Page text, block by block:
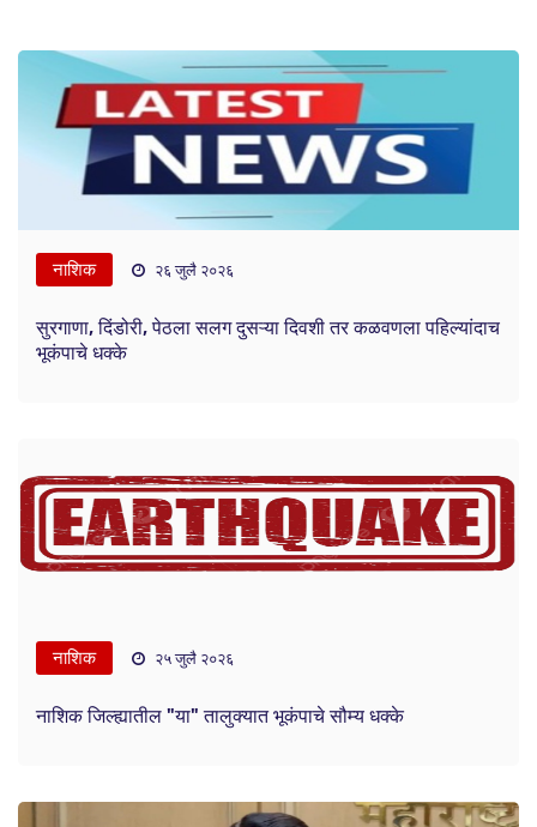
नाशिक २६ जुलै २०२६
सुरगाणा, दिंडोरी, पेठला सलग दुसऱ्या दिवशी तर कळवणला पहिल्यांदाच
भूकंपाचे धक्के
नाशिक २५ जुलै २०२६
नाशिक जिल्ह्यातील "या" तालुक्यात भूकंपाचे सौम्य धक्के